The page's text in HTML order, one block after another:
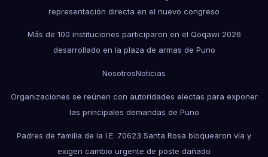
representación directa en el nuevo congreso
Más de 100 instituciones participaron en el Qoqawi 2026
desarrollado en la plaza de armas de Puno
NosotrosNoticias
Organizaciones se reúnen con autoridades electas para exponer
las principales demandas de Puno
Padres de familia de la I.E. 70623 Santa Rosa bloquearon vía y
exigen cambio urgente de poste dañado